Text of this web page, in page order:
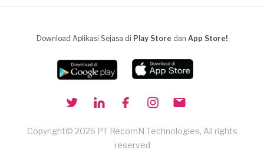
Download Aplikasi Sejasa di Play Store dan App Store!
Copyright© 2026 PT RecomN Technologies, All rights
reserved